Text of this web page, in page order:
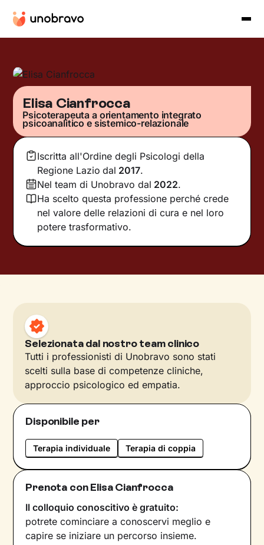
Elisa Cianfrocca
Psicoterapeuta a orientamento integrato
psicoanalitico e sistemico-relazionale
Iscritta all'Ordine degli Psicologi della
Regione Lazio dal 2017.
Nel team di Unobravo dal 2022.
Ha scelto questa professione perché crede
nel valore delle relazioni di cura e nel loro
potere trasformativo.
Selezionata dal nostro team clinico
Tutti i professionisti di Unobravo sono stati
scelti sulla base di competenze cliniche,
approccio psicologico ed empatia.
Disponibile per
Terapia individuale Terapia di coppia
Prenota con Elisa Cianfrocca
Il colloquio conoscitivo è gratuito:
potrete cominciare a conoscervi meglio e
capire se iniziare un percorso insieme.